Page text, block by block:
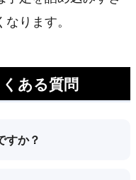
ります。
ある質問
すか？